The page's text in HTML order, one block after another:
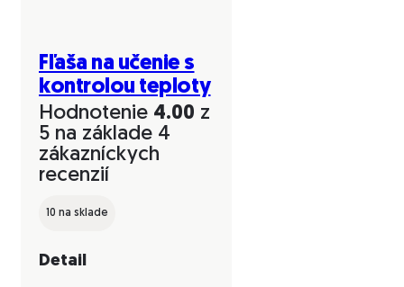
Fľaša na učenie s
kontrolou teploty
Hodnotenie 4.00 z
5 na základe 4
zákazníckych
recenzií
10 na sklade
Detail